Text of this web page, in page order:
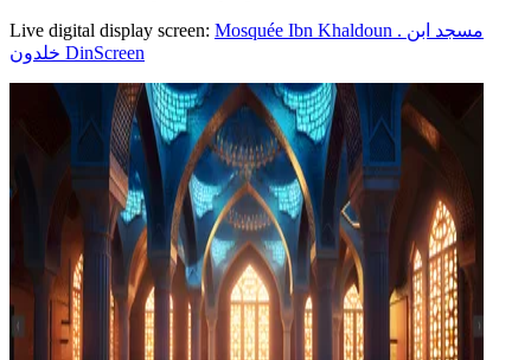
Live digital display screen: Mosquée Ibn Khaldoun . مسجد ابن
خلدون DinScreen